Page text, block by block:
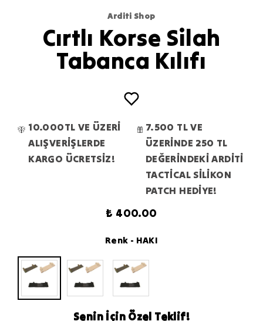
Arditi Shop
Cırtlı Korse Silah
Tabanca Kılıfı
10.000TL VE ÜZERİ
ALIŞVERİŞLERDE
KARGO ÜCRETSİZ!
7.500 TL VE
ÜZERİNDE 250 TL
DEĞERİNDEKİ ARDİTİ
TACTİCAL SİLİKON
PATCH HEDİYE!
₺ 400.00
Renk - HAKI
Senin İçin Özel Teklif!